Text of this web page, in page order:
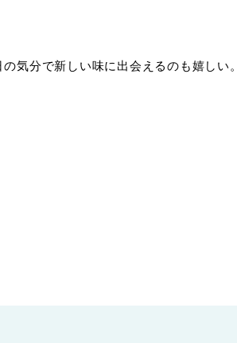
気分で新しい味に出会えるのも嬉しい。